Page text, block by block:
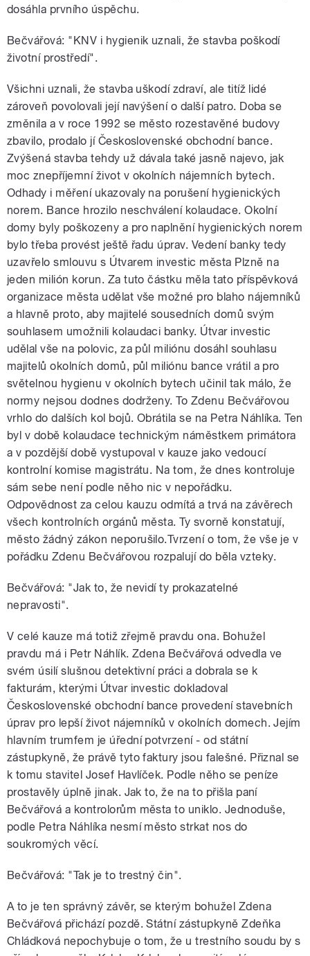
dosáhla prvního úspěchu.
Bečvářová: "KNV i hygienik uznali, že stavba poškodí
životní prostředí".
Všichni uznali, že stavba uškodí zdraví, ale titíž lidé
zároveň povolovali její navýšení o další patro. Doba se
změnila a v roce 1992 se město rozestavěné budovy
zbavilo, prodalo jí Československé obchodní bance.
Zvýšená stavba tehdy už dávala také jasně najevo, jak
moc znepříjemní život v okolních nájemních bytech.
Odhady i měření ukazovaly na porušení hygienických
norem. Bance hrozilo neschválení kolaudace. Okolní
domy byly poškozeny a pro naplnění hygienických norem
bylo třeba provést ještě řadu úprav. Vedení banky tedy
uzavřelo smlouvu s Útvarem investic města Plzně na
jeden milión korun. Za tuto částku měla tato příspěvková
organizace města udělat vše možné pro blaho nájemníků
a hlavně proto, aby majitelé sousedních domů svým
souhlasem umožnili kolaudaci banky. Útvar investic
udělal vše na polovic, za půl miliónu dosáhl souhlasu
majitelů okolních domů, půl miliónu bance vrátil a pro
světelnou hygienu v okolních bytech učinil tak málo, že
normy nejsou dodnes dodrženy. To Zdenu Bečvářovou
vrhlo do dalších kol bojů. Obrátila se na Petra Náhlíka. Ten
byl v době kolaudace technickým náměstkem primátora
a v pozdější době vystupoval v kauze jako vedoucí
kontrolní komise magistrátu. Na tom, že dnes kontroluje
sám sebe není podle něho nic v nepořádku.
Odpovědnost za celou kauzu odmítá a trvá na závěrech
všech kontrolních orgánů města. Ty svorně konstatují,
město žádný zákon neporušilo.Tvrzení o tom, že vše je v
pořádku Zdenu Bečvářovou rozpalují do běla vzteky.
Bečvářová: "Jak to, že nevidí ty prokazatelné
nepravosti".
V celé kauze má totiž zřejmě pravdu ona. Bohužel
pravdu má i Petr Náhlík. Zdena Bečvářová odvedla ve
svém úsilí slušnou detektivní práci a dobrala se k
fakturám, kterými Útvar investic dokladoval
Československé obchodní bance provedení stavebních
úprav pro lepší život nájemníků v okolních domech. Jejím
hlavním trumfem je úřední potvrzení - od státní
zástupkyně, že právě tyto faktury jsou falešné. Přiznal se
k tomu stavitel Josef Havlíček. Podle něho se peníze
prostavěly úplně jinak. Jak to, že na to přišla paní
Bečvářová a kontrolorům města to uniklo. Jednoduše,
podle Petra Náhlíka nesmí město strkat nos do
soukromých věcí.
Bečvářová: "Tak je to trestný čin".
A to je ten správný závěr, se kterým bohužel Zdena
Bečvářová přichází pozdě. Státní zástupkyně Zdeňka
Chládková nepochybuje o tom, že u trestního soudu by s